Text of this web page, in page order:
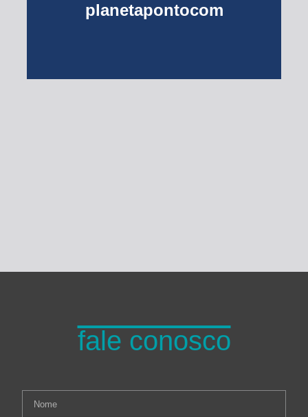
planetapontocom
fale conosco